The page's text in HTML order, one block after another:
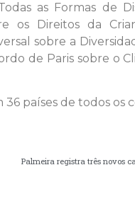
as Formas de
os Direitos da
sobre a
de Paris sobre o
países de todos os
Palmeira registra três novos